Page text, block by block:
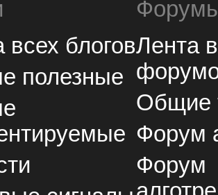
всех блогов
полезные
Лента
Общие
Форум
Форум